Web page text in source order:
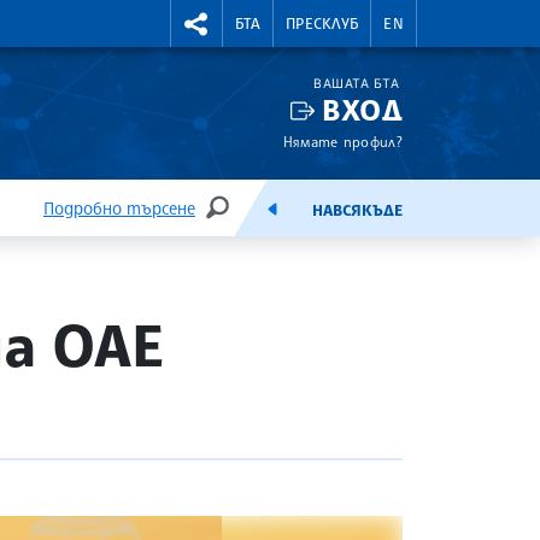
КУРСОВЕ RIGHTMENU.SOCIAL
БТА ПРЕСКЛУБ EN
ВАШАТА БТА
ВХОД
Нямате профил?
Подробно търсене
ТЪРСЕНЕЕМИСИЯНАВСЯКЪДЕ
ОАЕ